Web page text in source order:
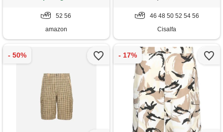
52 56
amazon
46 48 50 52 54 56
Cisalfa